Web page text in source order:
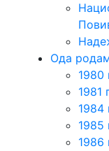
Ода
1980
1981
1984
1985
1986